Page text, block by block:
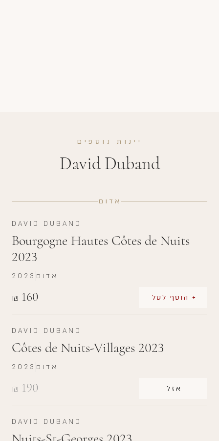
יינות נוספים
David Duband
אדום
DAVID DUBAND
Bourgogne Hautes Côtes de Nuits
2023
₪ 160 + הוסף לסל
2023 אדום
DAVID DUBAND
Côtes de Nuits-Villages 2023
₪ 190 אזל
2023 אדום
DAVID DUBAND